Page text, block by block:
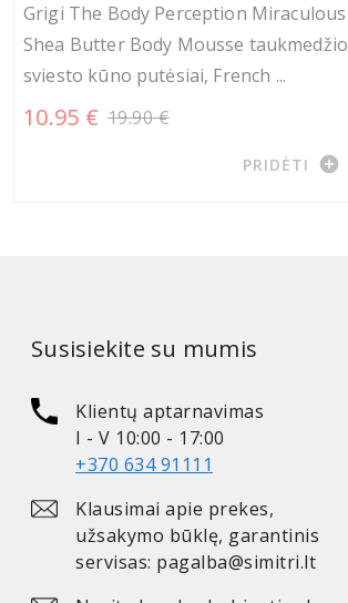
Grigi Τhe Body Perception Miraculous
Shea Butter Body Mousse taukmedžio
sviesto kūno putėsiai, French ...
10.95 € 19.90 €
PRIDĖTI add_circle
Susisiekite su mumis
Klientų aptarnavimas
I - V 10:00 - 17:00
+370 634 91111
Klausimai apie prekes,
užsakymo būklę, garantinis
servisas: pagalba@simitri.lt